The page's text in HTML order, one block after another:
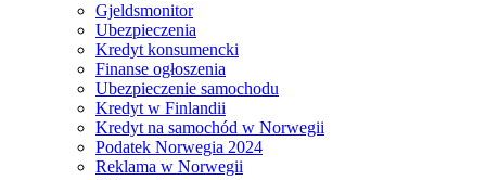
Gjeldsmonitor
Ubezpieczenia
Kredyt konsumencki
Finanse ogłoszenia
Ubezpieczenie samochodu
Kredyt w Finlandii
Kredyt na samochód w Norwegii
Podatek Norwegia 2024
Reklama w Norwegii